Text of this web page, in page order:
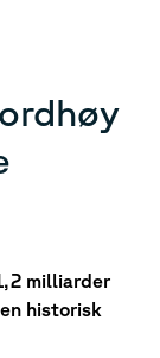
milliarder
historisk